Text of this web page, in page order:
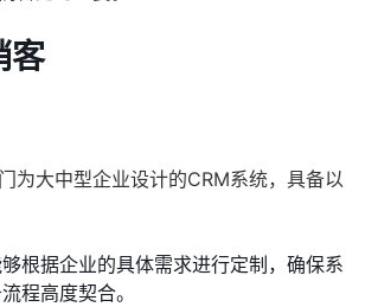
客
为大中型企业设计的CRM系统，具备以
够根据企业的具体需求进行定制，确保系
程高度契合。